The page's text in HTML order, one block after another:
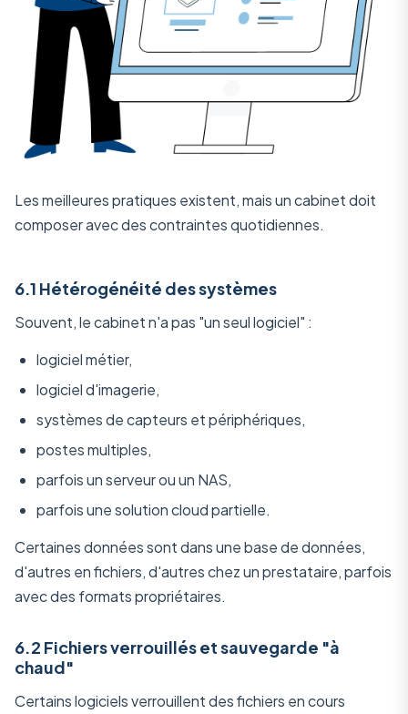
Les meilleures pratiques existent, mais un cabinet doit
composer avec des contraintes quotidiennes.
6.1 Hétérogénéité des systèmes
Souvent, le cabinet n'a pas "un seul logiciel" :
logiciel métier,
logiciel d'imagerie,
systèmes de capteurs et périphériques,
postes multiples,
parfois un serveur ou un NAS,
parfois une solution cloud partielle.
Certaines données sont dans une base de données,
d'autres en fichiers, d'autres chez un prestataire, parfois
avec des formats propriétaires.
6.2 Fichiers verrouillés et sauvegarde "à
chaud"
Certains logiciels verrouillent des fichiers en cours